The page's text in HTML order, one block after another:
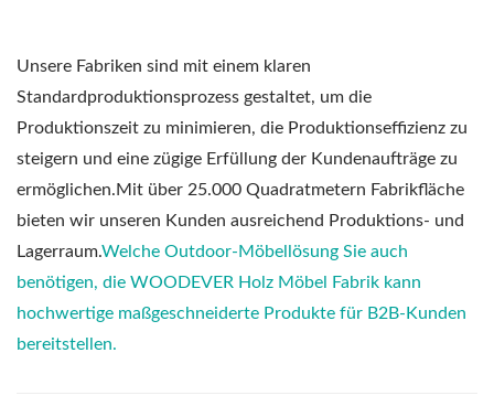
Unsere Fabriken sind mit einem klaren
Standardproduktionsprozess gestaltet, um die
Produktionszeit zu minimieren, die Produktionseffizienz zu
steigern und eine zügige Erfüllung der Kundenaufträge zu
ermöglichen.Mit über 25.000 Quadratmetern Fabrikfläche
bieten wir unseren Kunden ausreichend Produktions- und
Lagerraum.Welche Outdoor-Möbellösung Sie auch
benötigen, die WOODEVER Holz Möbel Fabrik kann
hochwertige maßgeschneiderte Produkte für B2B-Kunden
bereitstellen.